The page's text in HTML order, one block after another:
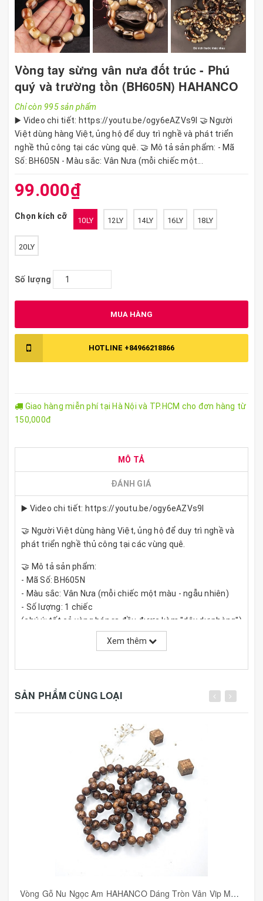
Vòng tay sừng vân nưa đốt trúc - Phú
quý và trường tồn (BH605N) HAHANCO
Chỉ còn 995 sản phẩm
▶️ Video chi tiết: https://youtu.be/ogy6eAZVs9I 🤝 Người
Việt dùng hàng Việt, ủng hộ để duy trì nghề và phát triển
nghề thủ công tại các vùng quê. 🤝 Mô tả sản phẩm: - Mã
Số: BH605N - Màu sắc: Vân Nưa (mỗi chiếc một...
99.000₫
Chọn kích cỡ 10LY 12LY 14LY 16LY 18LY
20LY
Số lượng
MUA HÀNG
HOTLINE +84966218866
Giao hàng miễn phí tại Hà Nội và TP.HCM cho đơn hàng từ
150,000đ
MÔ TẢ
ĐÁNH GIÁ
▶️ Video chi tiết: https://youtu.be/ogy6eAZVs9I
🤝 Người Việt dùng hàng Việt, ủng hộ để duy trì nghề và
phát triển nghề thủ công tại các vùng quê.
🤝 Mô tả sản phẩm:
- Mã Số: BH605N
- Màu sắc: Vân Nưa (mỗi chiếc một màu - ngẫu nhiên)
- Số lượng: 1 chiếc
(chú ý: tất cả vòng bán ra đều được kèm "dây dự phòng")
* Chú ý: Vòng sừng này được sản xuất thủ công, có độ
sai lệch, họa tiết có thể được thay đổi bởi nhà sản xuất
kẹp chuyên dụng để đo)
✔ 10 ly - 19 hạt (Nữ)
✔ 12 ly - 17 hạt (Nữ + Nam)
✔ 14 ly - 15 hạt (Nam - nặng trên 60kg)
✔ 16 ly - 14 hạt (Nam - nặng trên 70kg)
✔ 18 ly - 13 hạt (Nam - nặng trên 80kg)
✔ 20 ly - 12 hạt (Nam - nặng trên 90kg)
👑 Vòng tay Sừng được xem là “trang sức phong thủy”
vô cùng quý giá. Trông có vẻ chỉ là một chiếc vòng nhỏ
bé nhưng lại được các thợ thủ công lành nghề chế tác
từ loại Sừng trâu giá trị.
- Món đồ trang sức làm đẹp, với màu sắc tự nhiên, chất
Xem thêm
SẢN PHẨM CÙNG LOẠI
Vòng Gỗ Nu Ngọc Am HAHANCO Dáng Tròn Vân Vip Mùi Thơm Ngọt Ngào - BH692